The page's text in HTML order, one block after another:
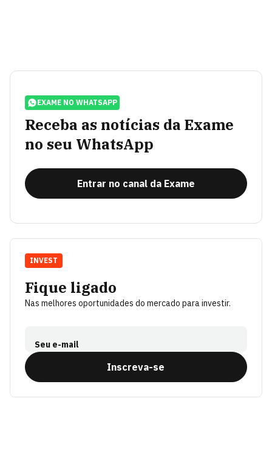
EXAME NO WHATSAPP
Receba as notícias da Exame
no seu WhatsApp
Entrar no canal da Exame
Fique ligado
Nas melhores oportunidades do mercado para investir.
Seu e-mail
Inscreva-se
INVEST